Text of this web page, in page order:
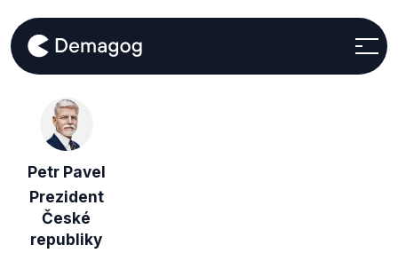
Petr Pavel
Prezident
České
republiky